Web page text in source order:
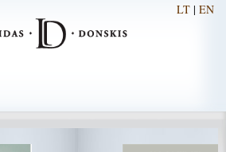
LT | EN